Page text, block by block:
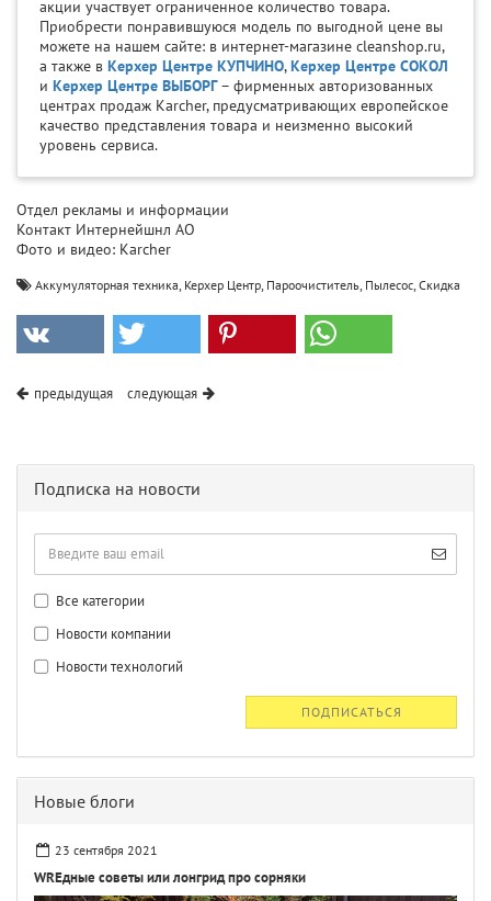
акции участвует ограниченное количество товара.
Приобрести понравившуюся модель по выгодной цене вы
можете на нашем сайте: в интернет-магазине cleanshop.ru,
а также в Керхер Центре КУПЧИНО,Керхер Центре СОКОЛ
и Керхер Центре ВЫБОРГ– фирменных авторизованных
центрах продаж Karcher, предусматривающих европейское
качество представления товара и неизменно высокий
уровень сервиса.
Отдел рекламы и информации
Контакт Интернейшнл АО
Фото и видео: Karcher
Аккумуляторная техника, Керхер Центр, Пароочиститель, Пылесос, Скидка
предыдущая следующая
Подписка на новости
Все категории
Новости компании
Новости технологий
ПОДПИСАТЬСЯ
Новые блоги
23 сентября 2021
WREдные советы или лонгрид про сорняки